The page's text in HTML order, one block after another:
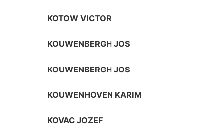
KOTOW VICTOR
KOUWENBERGH JOS
KOUWENBERGH JOS
KOUWENHOVEN KARIM
KOVAC JOZEF